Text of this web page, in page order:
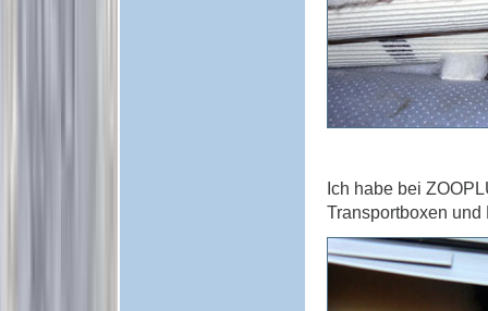
Ich habe bei
Transportboxen und